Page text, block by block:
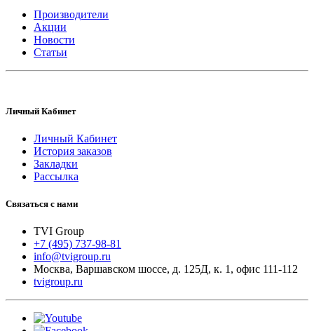
Производители
Акции
Новости
Статьи
Личный Кабинет
Личный Кабинет
История заказов
Закладки
Рассылка
Связаться с нами
TVI Group
+7 (495) 737-98-81
info@tvigroup.ru
Москва, Варшавском шоссе, д. 125Д, к. 1, офис 111-112
tvigroup.ru